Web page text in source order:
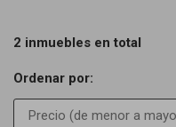
2 inmuebles en total
Ordenar por: